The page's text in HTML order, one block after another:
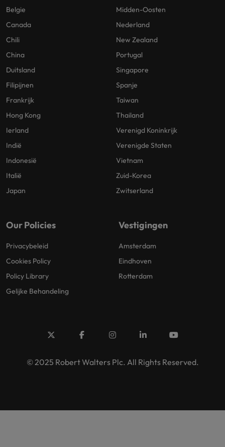
Belgie
Canada
Chili
China
Duitsland
Filipijnen
Frankrijk
Hong Kong
Ierland
Indië
Indonesië
Italië
Japan
Midden-Oosten
Nederland
New Zealand
Portugal
Singapore
Spanje
Taiwan
Thailand
Verenigd Koninkrijk
Verenigde Staten
Vietnam
Zuid-Korea
Zwitserland
Our Policies
Privacybeleid
Cookies Policy
Policy Library
Gelijke Behandeling
Vestigingen
Amsterdam
Eindhoven
Rotterdam
© 2025 Robert Walters Plc. All Rights Reserved.